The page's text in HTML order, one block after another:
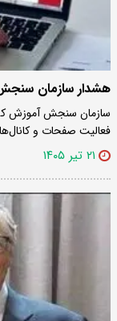
هشدار سازمان
سازمان سنجش آموزش
فعالیت صفحات و
۲۱ تیر ۱۴۰۵